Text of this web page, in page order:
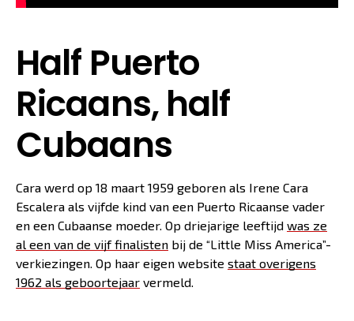
Half Puerto
Ricaans, half
Cubaans
Cara werd op 18 maart 1959 geboren als Irene Cara
Escalera als vijfde kind van een Puerto Ricaanse vader
en een Cubaanse moeder. Op driejarige leeftijd was ze
al een van de vijf finalisten bij de “Little Miss America”-
verkiezingen. Op haar eigen website staat overigens
1962 als geboortejaar vermeld.